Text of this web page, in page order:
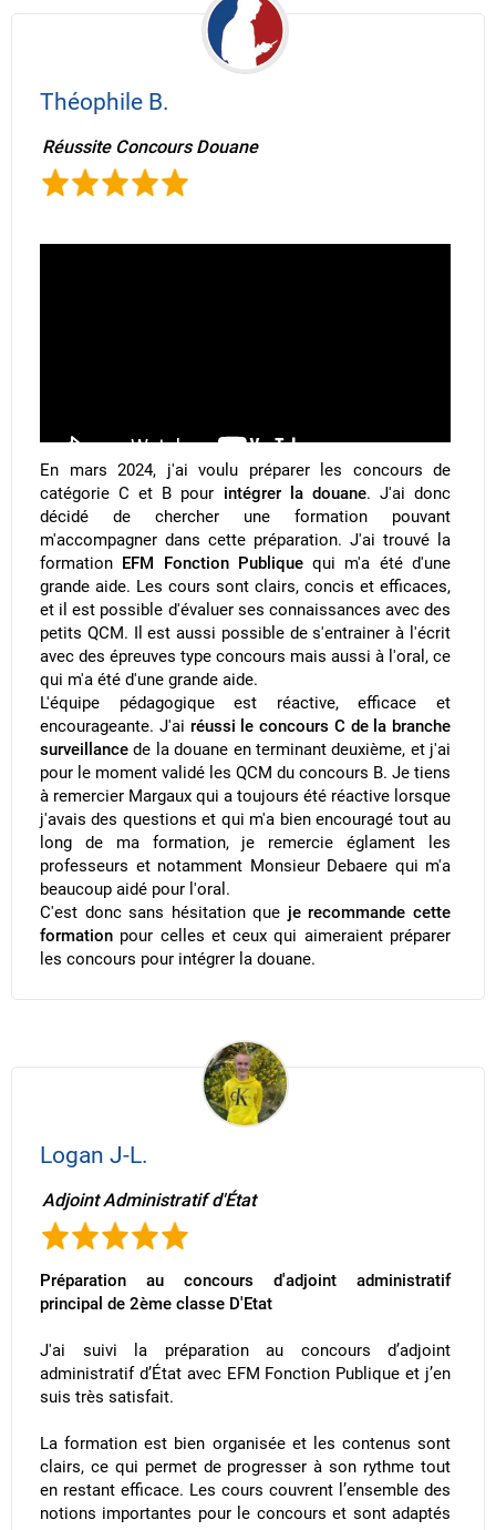
Théophile B.
Réussite Concours Douane
En mars 2024, j'ai voulu préparer les concours de
catégorie C et B pour intégrer la douane. J'ai donc
décidé de chercher une formation pouvant
m'accompagner dans cette préparation. J'ai trouvé la
formation EFM Fonction Publiquequi m'a été d'une
grande aide. Les cours sont clairs, concis et efficaces,
et il est possible d'évaluer ses connaissances avec des
petits QCM. Il est aussi possible de s'entrainer à l'écrit
avec des épreuves type concours mais aussi à l'oral, ce
qui m'a été d'une grande aide.
L'équipe pédagogique est réactive, efficace et
encourageante. J'ai réussi le concours C de la branche
surveillancede la douane en terminant deuxième, et j'ai
pour le moment validé les QCM du concours B. Je tiens
à remercier Margaux qui a toujours été réactive lorsque
j'avais des questions et qui m'a bien encouragé tout au
long de ma formation, je remercie églament les
professeurs et notamment Monsieur Debaere qui m'a
beaucoup aidé pour l'oral.
​C'est donc sans hésitation que je recommande cette
formation pour celles et ceux qui aimeraient préparer
les concours pour intégrer la douane.
Logan J-L.
Adjoint Administratif d'État
Préparation au concours d'adjoint administratif
principal de 2ème classe D'Etat
J'ai suivi la préparation au concours d’adjoint
administratif d’État avec EFM Fonction Publique et j’en
suis très satisfait.
La formation est bien organisée et les contenus sont
clairs, ce qui permet de progresser à son rythme tout
en restant efficace. Les cours couvrent l’ensemble des
notions importantes pour le concours et sont adaptés